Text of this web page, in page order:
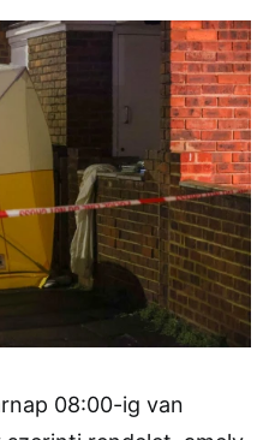
08:00-ig van